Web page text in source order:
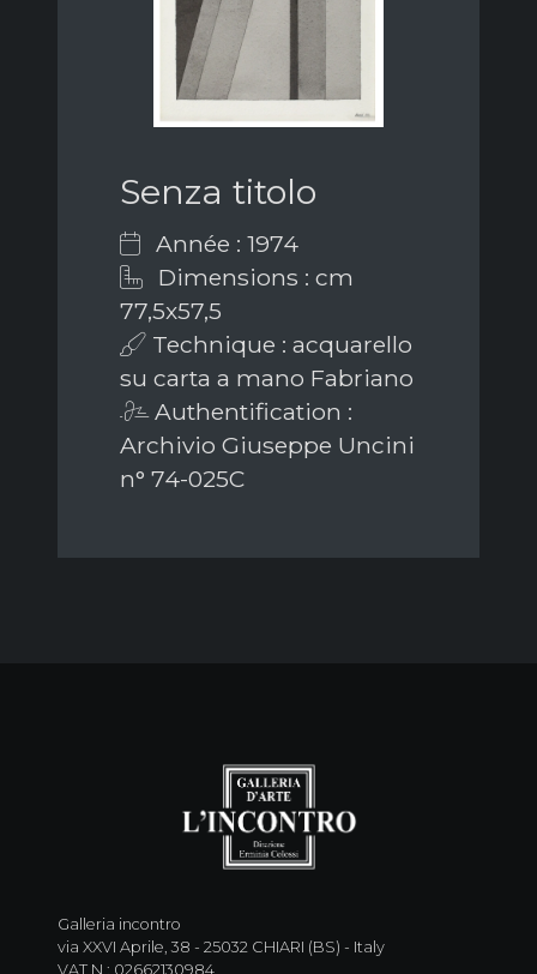
Senza titolo
Année : 1974
Dimensions : cm
77,5x57,5
Technique : acquarello
su carta a mano Fabriano
Authentification :
Archivio Giuseppe Uncini
n° 74-025C
Galleria incontro
via XXVI Aprile, 38 - 25032 CHIARI (BS) - Italy
VAT N : 02662130984